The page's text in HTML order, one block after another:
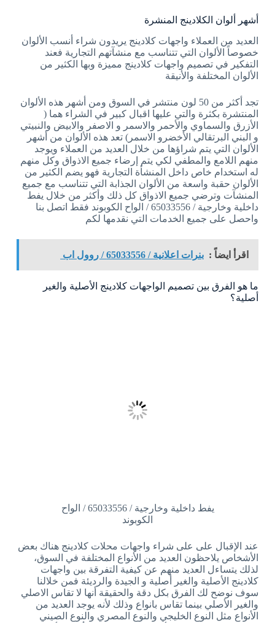
أشهر ألوان الكلادينج المنشرة
العديد من العملاء واجهات كلادينج يريدون شراء أنسب الألوان
خصوصاً الألوان التي تتناسب مع منشآتهم التجارية فعند
التفكير في تصميم واجهات كلادينج مميزة وبها الكثير من
الألوان المختلفة والأنيقة
تجد أكثر من 50 لون منتشر في السوق ومن أشهر هذه الألوان
المنتشرة بكثرة والتي عليها اقبال كبير في الشراء هما (
الأزرق والسماوي والأحمر والاسمر و الاصفر والابيض والنبيتي
و البني البرتقالي الأخضرو الاسمر) تعد هذه الألوان من أشهر
الألوان التي يتم شراؤها من خلال العديد من العملاء ويوجد
منهم اللامع والمطفي لكي يتم إرضاء جميع الاذواق وكل منهم
له استخدام خاص داخل المنشأة التجارية فهو يضم الكثير من
الألوان حقبة واسعة من الألوان الجذابة التي تتناسب مع جميع
المنشآت وترضي جميع الاذواق كل ذلك وأكثر من خلال يفط
داخلية وخارجية / 65033556 / الواح الكوبوند فقط اتصل بنا
واحصل على جميع الخدمات التي نقدمها لكم
اقرأ ايضاً : بنرات اعلانية / 65033556 / روول اب
ما هو الفرق بين تصميم الواجهات كلادينج الأصلية والغير
أصلية؟
يفط داخلية وخارجية / 65033556 / الواح
الكوبوند
عند الإقبال على على شراء واجهات محلات كلادينج هناك بعض
الأشخاص يلاحظون العديد من الأنواع المختلفة في السوق،
لذلك يتساءل العديد منهم عن كيفية التفرقة بين واجهات
كلادينج الأصلية والغير أصلية و الجيدة والرديئة فمن خلالنا
سوف نوضح لك الفرق بكل دقة والحقيقة أنها لا تقاس الاصلي
والغير الأصلي بينما تقاس بانواع وذلك لأنه يوجد العديد من
الأنواع مثل النوع الخليجي والنوع المصري والنوع الصيني